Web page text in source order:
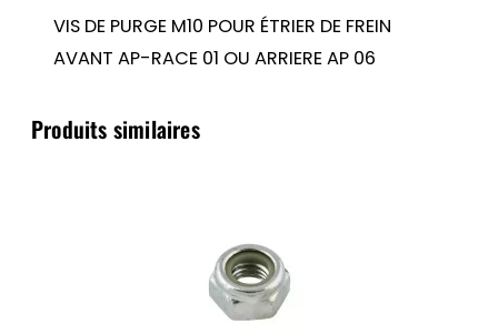
AVANT
AP-
01
VIS DE PURGE M10 POUR ÉTRIER DE FREIN
AVANT AP-RACE 01 OU ARRIERE AP 06
Produits similaires